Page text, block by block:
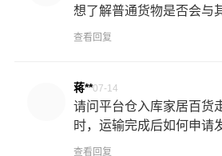
想了解普通货物是否会与
查看回复
蒋**07-14
请问平台仓入库家居百货
时，运输完成后如何申请
查看回复